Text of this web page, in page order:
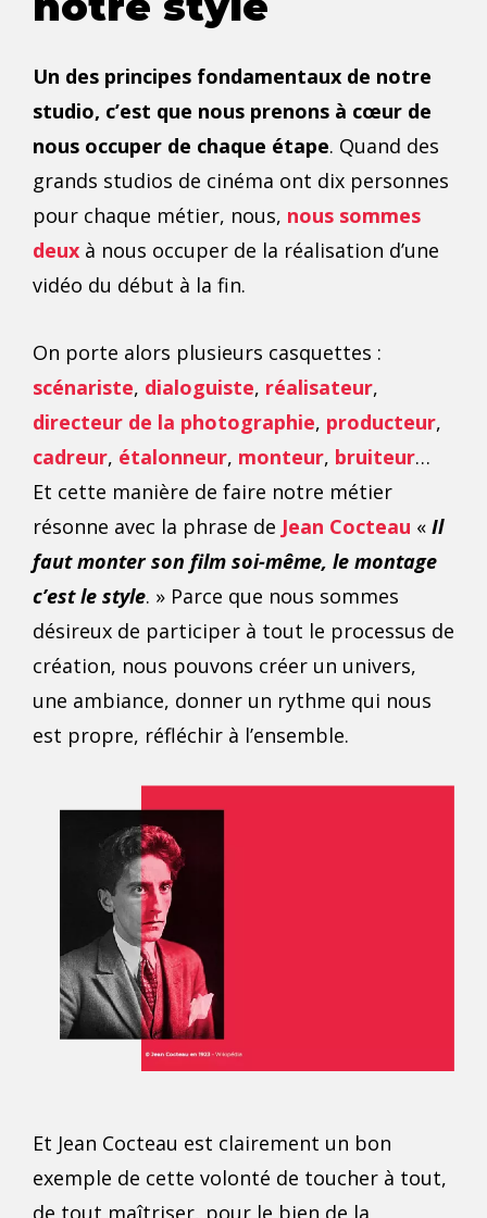
Un des principes fondamentaux de notre
studio, c’est que nous prenons à cœur de
nous occuper de chaque étape. Quand des
grands studios de cinéma ont dix personnes
pour chaque métier, nous, nous sommes
deux à nous occuper de la réalisation d’une
vidéo du début à la fin.
On porte alors plusieurs casquettes :
scénariste, dialoguiste, réalisateur,
directeur de la photographie, producteur,
cadreur, étalonneur, monteur, bruiteur…
Et cette manière de faire notre métier
résonne avec la phrase de Jean Cocteau « Il
faut monter son film soi-même, le montage
c’est le style. » Parce que nous sommes
désireux de participer à tout le processus de
création, nous pouvons créer un univers,
une ambiance, donner un rythme qui nous
est propre, réfléchir à l’ensemble.
Et Jean Cocteau est clairement un bon
exemple de cette volonté de toucher à tout,
de tout maîtriser, pour le bien de la